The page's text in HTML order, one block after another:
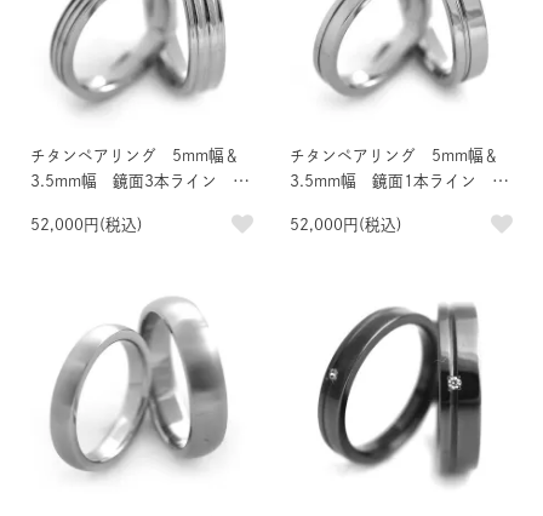
チタンペアリング 5mm幅＆
3.5mm幅 鏡面3本ライン 内
52,000円(税込)
チタンペアリング 5mm幅＆
3.5mm幅 鏡面1本ライン 内
52,000円(税込)